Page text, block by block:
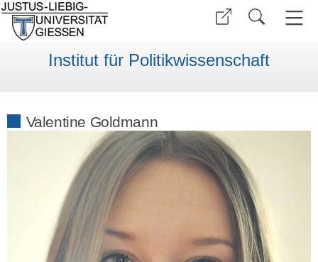
Institut für Politikwissenschaft
Valentine Goldmann